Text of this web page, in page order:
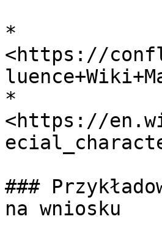
*
<https://
*
<https://
###
na wniosku